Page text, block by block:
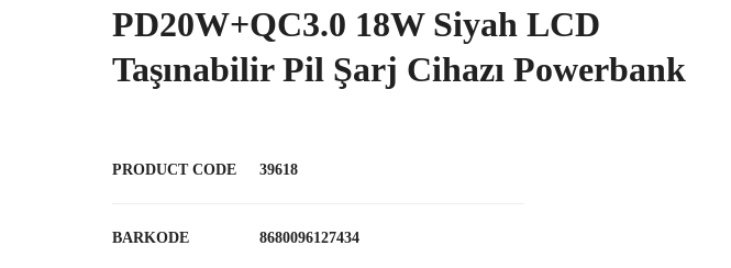
PD20W+QC3.0 18W Siyah LCD
Taşınabilir Pil Şarj Cihazı Powerbank
PRODUCT CODE 39618
BARKODE 8680096127434